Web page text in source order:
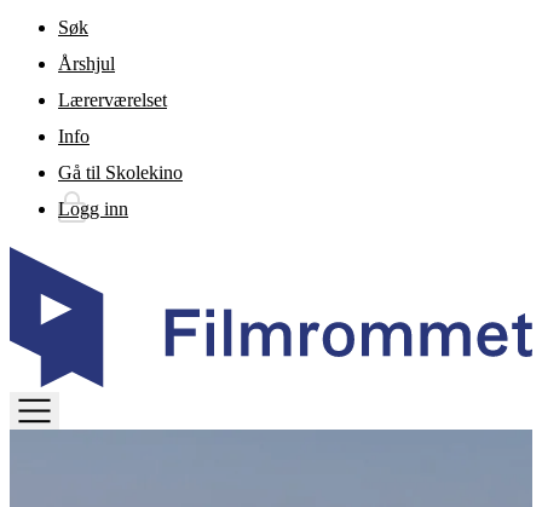
Gå til hovedinnhold
Søk
Årshjul
Lærerværelset
Info
Gå til Skolekino
Logg inn